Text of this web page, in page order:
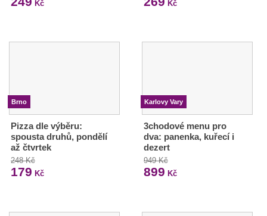
Kč Kč
Brno
Pizza dle výběru:
spousta druhů, pondělí
až čtvrtek
248 Kč
179 Kč
Karlovy Vary
3chodové menu pro
dva: panenka, kuřecí i
dezert
949 Kč
899 Kč